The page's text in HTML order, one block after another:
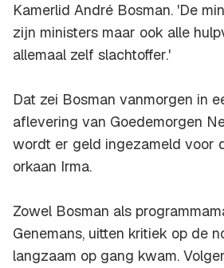
Kamerlid André Bosman. 'De
zijn ministers maar ook alle
allemaal zelf slachtoffer.'
Dat zei Bosman vanmorgen in
aflevering van Goedemorgen
wordt er geld ingezameld voor
orkaan Irma.
Zowel Bosman als
Genemans, uitten kritiek op de
langzaam op gang kwam.